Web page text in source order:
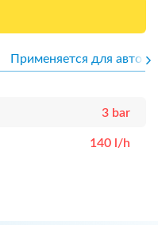
Применяется для авто
3 bar
140 l/h